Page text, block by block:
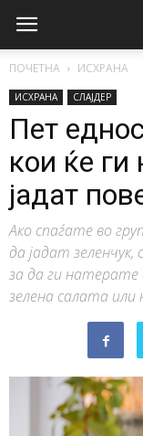
ПОЧЕТНА ИСХРАНА
ИСХРАНА СЛАЈДЕР
Пет
кои ќе ги
јадат
Ако спаѓате во
да јадат
за да ги натерате
зелена салата или